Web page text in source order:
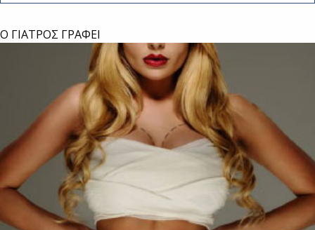
Ο ΓΙΑΤΡΟΣ ΓΡΑΦΕΙ